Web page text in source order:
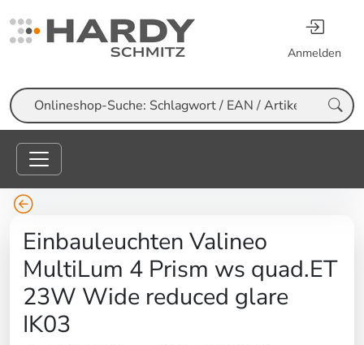
Anmelden
Suche
Einbauleuchten Valineo
MultiLum 4 Prism ws quad.ET
23W Wide reduced glare
IK03